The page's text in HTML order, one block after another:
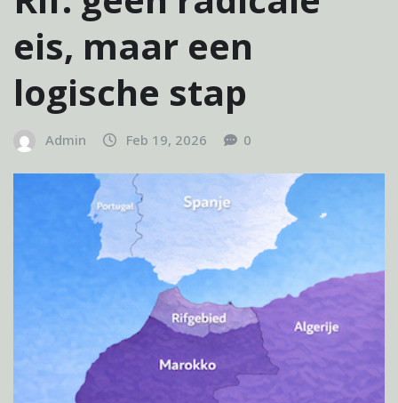
eis, maar een
logische stap
Admin Feb 19, 2026 0